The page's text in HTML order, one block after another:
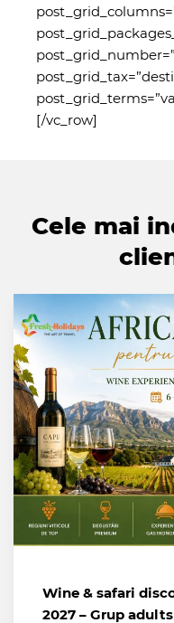
[/vc_row]
Cele mai
Wine & safari
2027 – Grup